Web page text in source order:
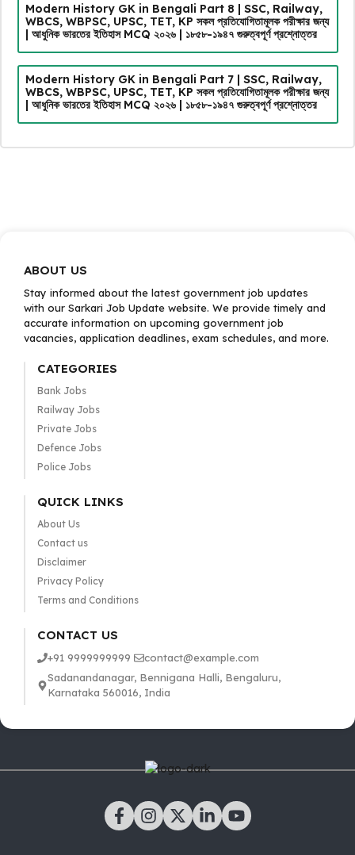
Modern History GK in Bengali Part 8 | SSC, Railway,
WBCS, WBPSC, UPSC, TET, KP সকল প্রতিযোগিতামূলক পরীক্ষার জন্য
| আধুনিক ভারতের ইতিহাস MCQ ২০২৬ | ১৮৫৮-১৯৪৭ গুরুত্বপূর্ণ প্রশ্নোত্তর
Modern History GK in Bengali Part 7 | SSC, Railway,
WBCS, WBPSC, UPSC, TET, KP সকল প্রতিযোগিতামূলক পরীক্ষার জন্য
| আধুনিক ভারতের ইতিহাস MCQ ২০২৬ | ১৮৫৮-১৯৪৭ গুরুত্বপূর্ণ প্রশ্নোত্তর
ABOUT US
Stay informed about the latest government job updates
with our Sarkari Job Update website. We provide timely and
accurate information on upcoming government job
vacancies, application deadlines, exam schedules, and more.
CATEGORIES
Bank Jobs
Railway Jobs
Private Jobs
Defence Jobs
Police Jobs
QUICK LINKS
About Us
Contact us
Disclaimer
Privacy Policy
Terms and Conditions
CONTACT US
+91 9999999999
contact@example.com
Sadanandanagar, Bennigana Halli, Bengaluru,
Karnataka 560016, India